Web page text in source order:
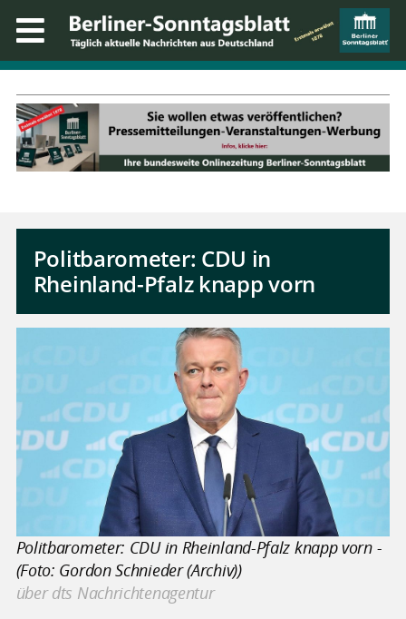
Politbarometer: CDU in
Rheinland-Pfalz knapp vorn
Politbarometer: CDU in Rheinland-Pfalz knapp vorn -
(Foto: Gordon Schnieder (Archiv))
über dts Nachrichtenagentur